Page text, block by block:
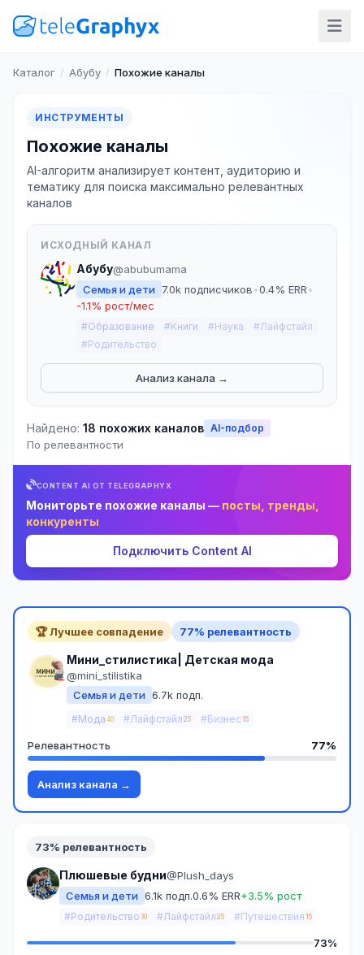
Каталог / Абубу / Похожие каналы
ИНСТРУМЕНТЫ
Похожие каналы
AI-алгоритм анализирует контент, аудиторию и
тематику для поиска максимально релевантных
каналов
ИСХОДНЫЙ КАНАЛ
Абубу@abubumama
Семья и дети
7.0k подписчиков•0.4% ERR•
-1.1% рост/мес
#Образование #Книги #Наука
#Лайфстайл
#Родительство
Анализ канала →
Найдено: 18 похожих каналов AI-подбор
По релевантности
CONTENT AI ОТ TELEGRAPHYX
Мониторьте похожие каналы — посты, тренды,
конкуренты
Подключить Content AI
🏆 Лучшее совпадение 77% релевантность
Мини_стилистика| Детская мода
@mini_stilistika
Семья и дети 6.7k подп.
#Мода 40 #Лайфстайл 25 #Бизнес 15
Релевантность 77%
Анализ канала →
73% релевантность
Плюшевые будни@Plush_days
Семья и дети 6.1k подп.0.6% ERR+3.5% рост
#Родительство 30 #Лайфстайл 25 #Путешествия 15
73%